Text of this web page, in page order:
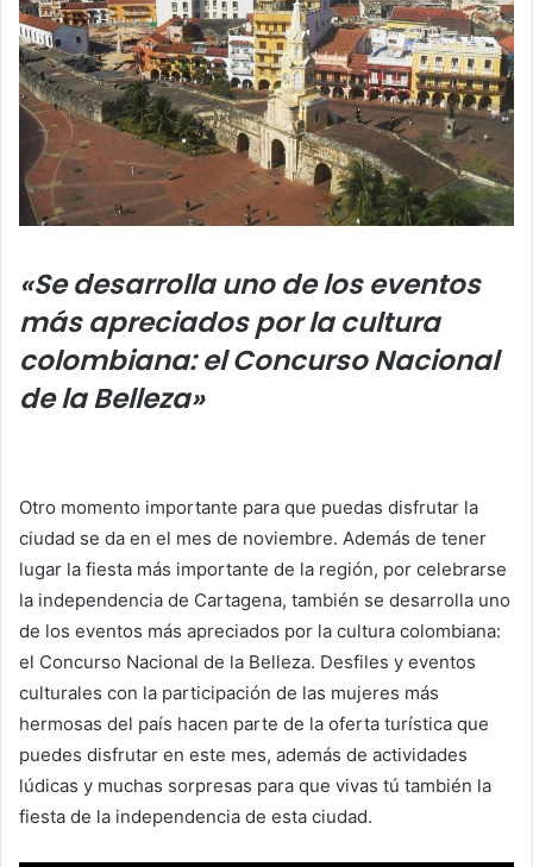
«Se desarrolla uno de los eventos
más apreciados por la cultura
colombiana: el Concurso Nacional
de la Belleza»
Otro momento importante para que puedas disfrutar la
ciudad se da en el mes de noviembre. Además de tener
lugar la fiesta más importante de la región, por celebrarse
la independencia de Cartagena, también se desarrolla uno
de los eventos más apreciados por la cultura colombiana:
el Concurso Nacional de la Belleza. Desfiles y eventos
culturales con la participación de las mujeres más
hermosas del país hacen parte de la oferta turística que
puedes disfrutar en este mes, además de actividades
lúdicas y muchas sorpresas para que vivas tú también la
fiesta de la independencia de esta ciudad.